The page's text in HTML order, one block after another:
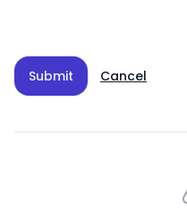
Submit Cancel